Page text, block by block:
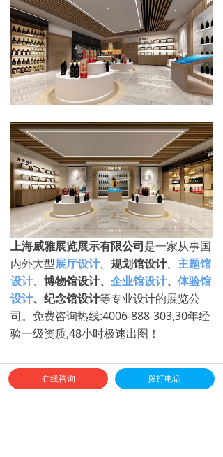
上海威雅展览展示有限公司是一家从事国
内外大型展厅设计、 规划馆设计、 主题馆
设计、 博物馆设计、 企业馆设计、 体验馆
设计、纪念馆设计等专业设计的展览公
司。免费咨询热线:4006-888-303,30年经
验一级资质,48小时极速出图！
ꄴ 前一个：欧斯特企业展厅设计
在线咨询 拨打电话